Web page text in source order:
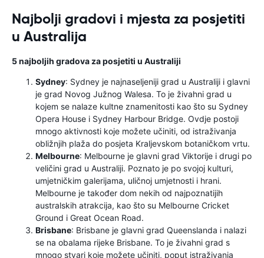
Najbolji gradovi i mjesta za posjetiti
u Australija
5 najboljih gradova za posjetiti u Australiji
Sydney: Sydney je najnaseljeniji grad u Australiji i glavni
je grad Novog Južnog Walesa. To je živahni grad u
kojem se nalaze kultne znamenitosti kao što su Sydney
Opera House i Sydney Harbour Bridge. Ovdje postoji
mnogo aktivnosti koje možete učiniti, od istraživanja
obližnjih plaža do posjeta Kraljevskom botaničkom vrtu.
Melbourne: Melbourne je glavni grad Viktorije i drugi po
veličini grad u Australiji. Poznato je po svojoj kulturi,
umjetničkim galerijama, uličnoj umjetnosti i hrani.
Melbourne je također dom nekih od najpoznatijih
australskih atrakcija, kao što su Melbourne Cricket
Ground i Great Ocean Road.
Brisbane: Brisbane je glavni grad Queenslanda i nalazi
se na obalama rijeke Brisbane. To je živahni grad s
mnogo stvari koje možete učiniti, poput istraživanja